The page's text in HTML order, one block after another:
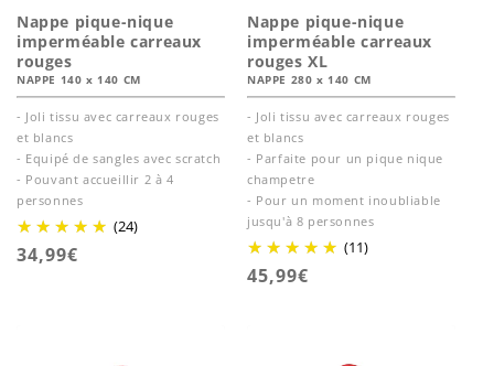
Nappe pique-nique
imperméable carreaux
rouges
NAPPE 140 x 140 CM
- Joli tissu avec carreaux rouges
et blancs
- Equipé de sangles avec scratch
- Pouvant accueillir 2 à 4
personnes
(24)
Prix
34,99€
Nappe pique-nique
imperméable carreaux
rouges XL
NAPPE 280 x 140 CM
- Joli tissu avec carreaux rouges
et blancs
- Parfaite pour un pique nique
champetre
- Pour un moment inoubliable
jusqu'à 8 personnes
(11)
Prix
45,99€